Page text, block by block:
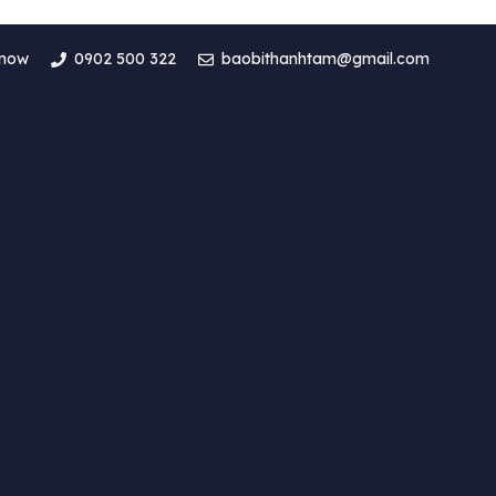
0902 500 322 baobithanhtam@gmail.com
Tâm